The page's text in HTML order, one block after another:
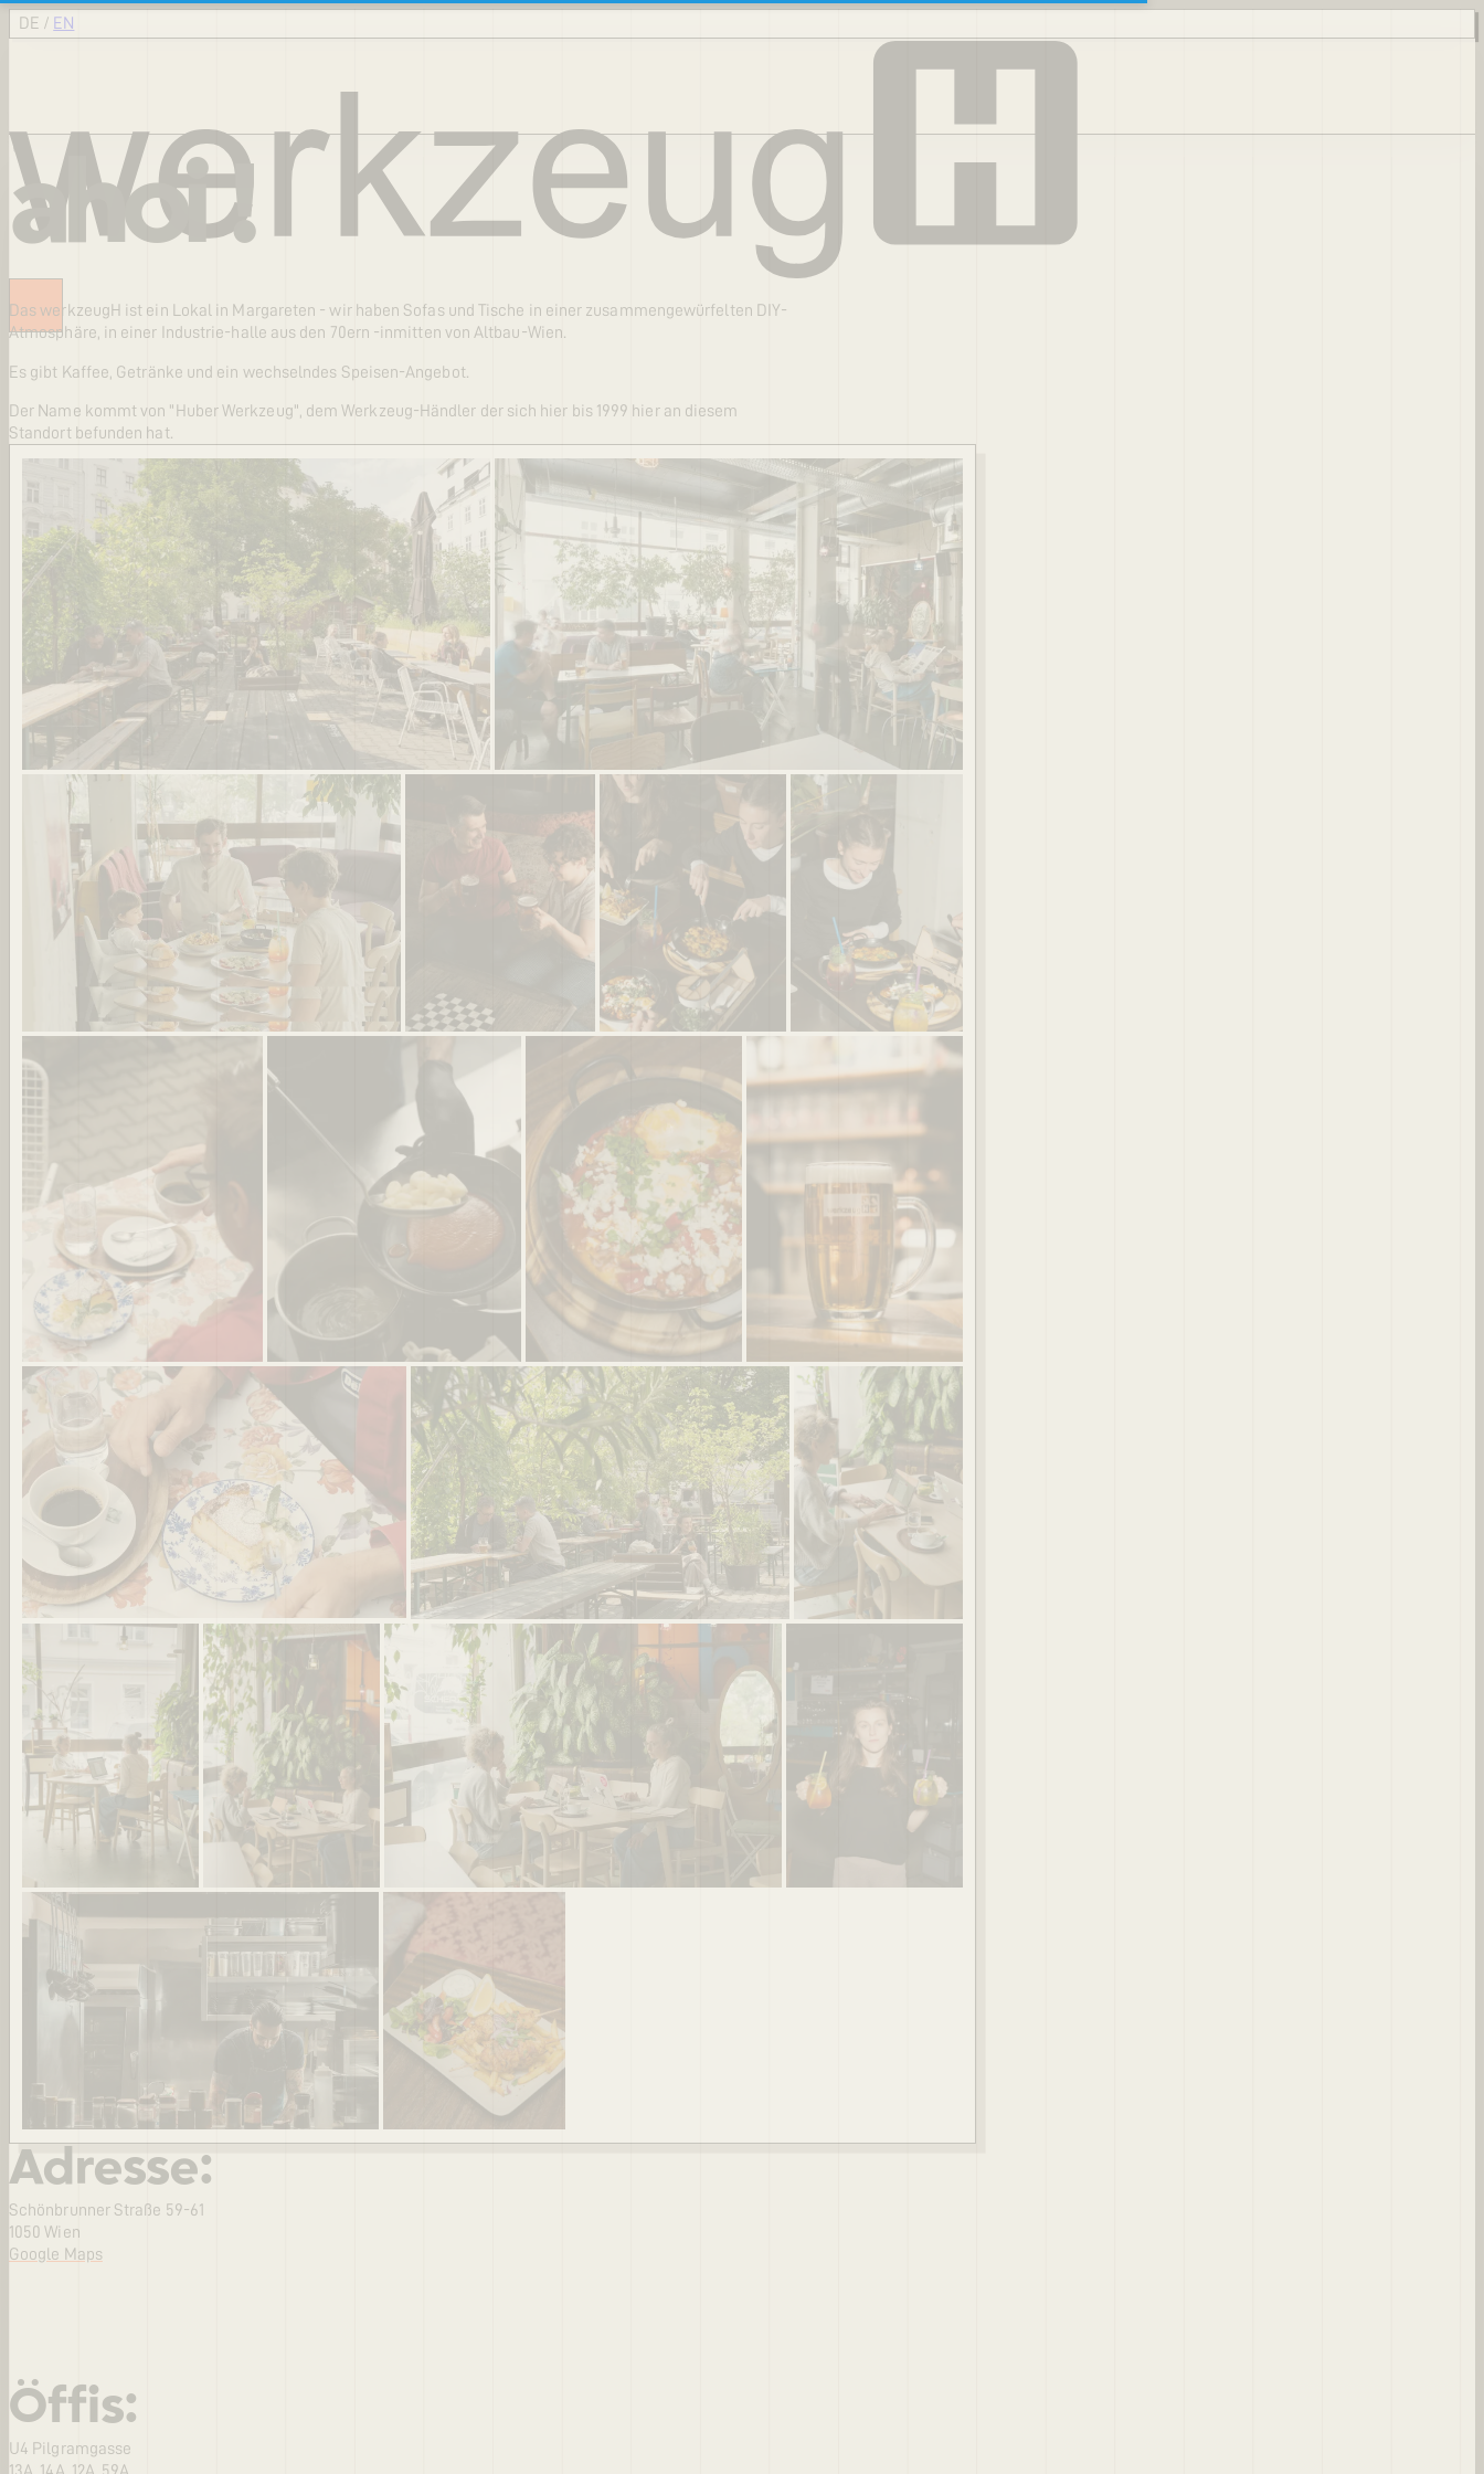
DE / EN
ahoi !
Das werkzeugH ist ein Lokal in Margareten - wir haben Sofas und Tische in einer zusammengewürfelten DIY-
Atmosphäre, in einer Industrie-halle aus den 70ern -inmitten von Altbau-Wien.
Es gibt Kaffee, Getränke und ein wechselndes Speisen-Angebot.
Der Name kommt von "Huber Werkzeug", dem Werkzeug-Händler der sich hier bis 1999 hier an diesem
Standort befunden hat.
Adresse:
Schönbrunner Straße 59-61
1050 Wien
Google Maps
Öffis:
U4 Pilgramgasse